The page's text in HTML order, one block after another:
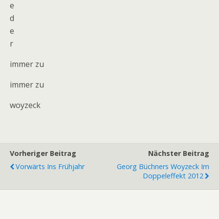
e
d
e
r
immer zu
immer zu
woyzeck
Vorheriger Beitrag
Vorwärts Ins Frühjahr
Nächster Beitrag
Georg Büchners Woyzeck Im
Doppeleffekt 2012